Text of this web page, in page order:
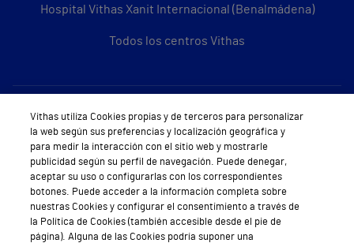
Hospital Vithas Xanit Internacional (Benalmádena)
Todos los centros Vithas
Sobre Vithas
Quiénes somos
Trabajar en Vithas
Teléfono Cita Médica
Teléfono Atención al Cliente
Vithas utiliza Cookies propias y de terceros para personalizar
la web según sus preferencias y localización geográfica y
para medir la interacción con el sitio web y mostrarle
publicidad según su perfil de navegación. Puede denegar,
aceptar su uso o configurarlas con los correspondientes
botones. Puede acceder a la información completa sobre
nuestras Cookies y configurar el consentimiento a través de
la Política de Cookies (también accesible desde el pie de
página). Alguna de las Cookies podría suponer una